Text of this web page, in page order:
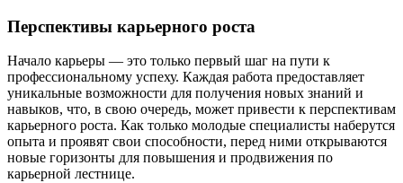
Перспективы карьерного роста
Начало карьеры — это только первый шаг на пути к
профессиональному успеху. Каждая работа предоставляет
уникальные возможности для получения новых знаний и
навыков, что, в свою очередь, может привести к перспективам
карьерного роста. Как только молодые специалисты наберутся
опыта и проявят свои способности, перед ними открываются
новые горизонты для повышения и продвижения по
карьерной лестнице.